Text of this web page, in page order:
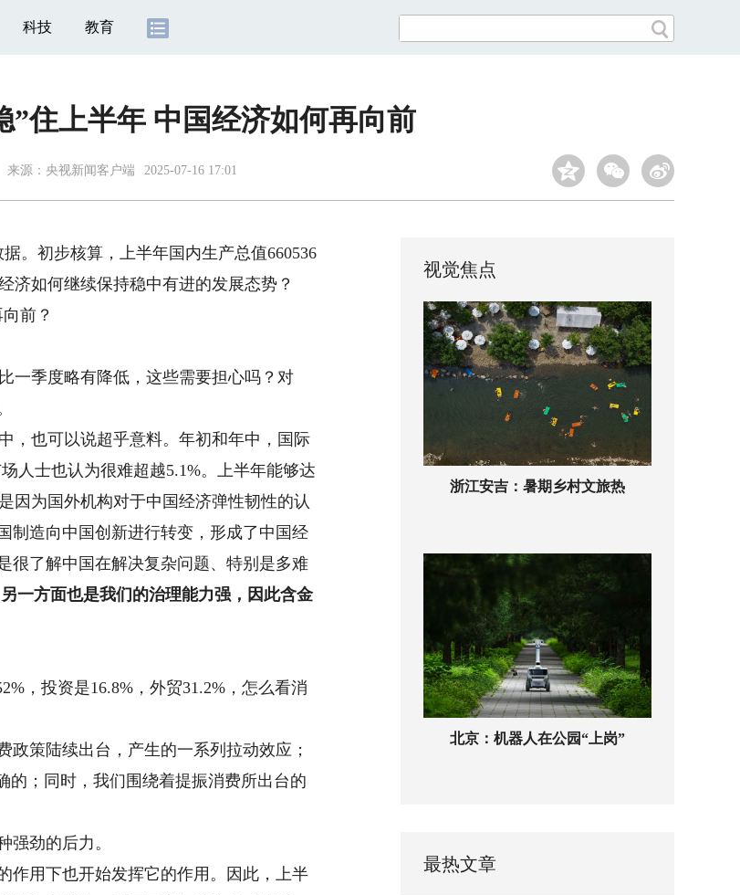
科技 教育
”住上半年 中国经济如何再向前
来源： 央视新闻客户端 2025-07-16 17:01
。初步核算，上半年国内生产总值660536
济如何继续保持稳中有进的发展态势？
前？
季度略有降低，这些需要担心吗？对
也可以说超乎意料。年初和年中，国际
人士也认为很难超越5.1%。上半年能够达
因为国外机构对于中国经济弹性韧性的认
制造向中国创新进行转变，形成了中国经
很了解中国在解决复杂问题、特别是多难
一方面也是我们的治理能力强， 因此含金
，投资是16.8%，外贸31.2%，怎么看消
策陆续出台，产生的一系列拉动效应；
的；同时，我们围绕着提振消费所出台的
劲的后力。
用下也开始发挥它的作用。因此，上半
视觉焦点
浙江安吉：暑期乡村文旅热
北京：机器人在公园“上岗”
最热文章